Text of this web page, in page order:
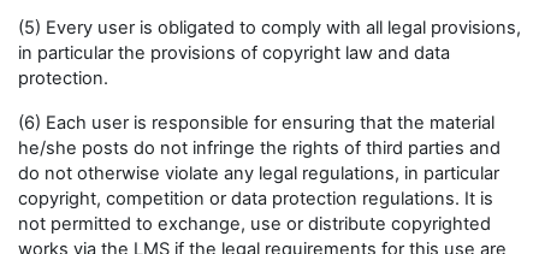
(5) Every user is obligated to comply with all legal provisions,
in particular the provisions of copyright law and data
protection.
(6) Each user is responsible for ensuring that the material
he/she posts do not infringe the rights of third parties and
do not otherwise violate any legal regulations, in particular
copyright, competition or data protection regulations. It is
not permitted to exchange, use or distribute copyrighted
works via the LMS if the legal requirements for this use are